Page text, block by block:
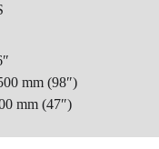
mm (98″)
mm (47″)